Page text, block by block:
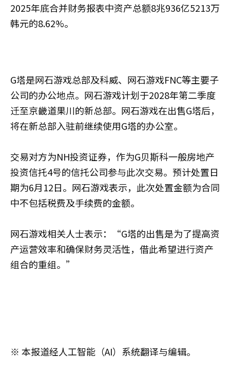
2025年底合并财务报表中资产总额8兆936亿5213万
韩元的8.62%。
G塔是网石游戏总部及科威、网石游戏FNC等主要子
公司的办公地点。网石游戏计划于2028年第二季度
迁至京畿道果川的新总部。网石游戏在出售G塔后，
将在新总部入驻前继续使用G塔的办公室。
交易对方为NH投资证券，作为G贝斯科一般房地产
投资信托4号的信托公司参与此次交易。预计处置日
期为6月12日。网石游戏表示，此次处置金额为合同
中不包括税费及手续费的金额。
网石游戏相关人士表示：“G塔的出售是为了提高资
产运营效率和确保财务灵活性，借此希望进行资产
组合的重组。”
※ 本报道经人工智能（AI）系统翻译与编辑。